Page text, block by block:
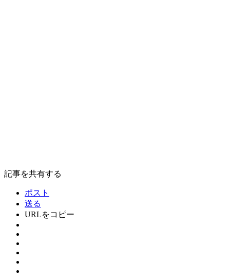
記事を共有する
ポスト
送る
URLをコピー